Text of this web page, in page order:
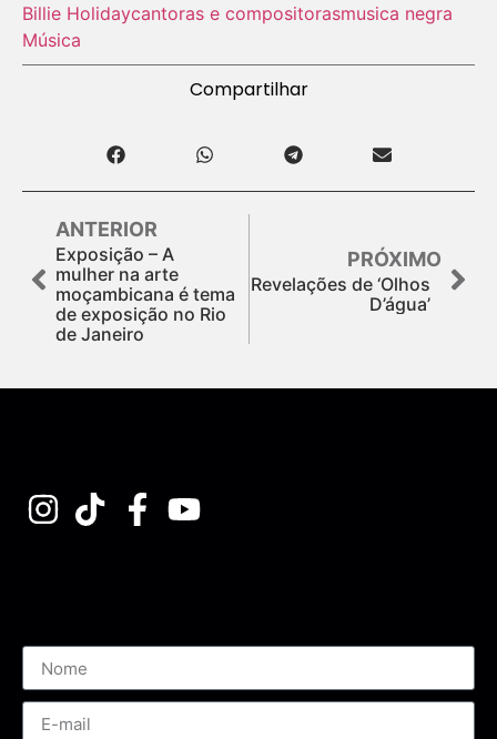
Billie Holidaycantoras e compositorasmusica negra
Música
Compartilhar
ANTERIOR
Exposição – A
mulher na arte
moçambicana é tema
de exposição no Rio
de Janeiro
PRÓXIMO
Revelações de ‘Olhos
D’água’